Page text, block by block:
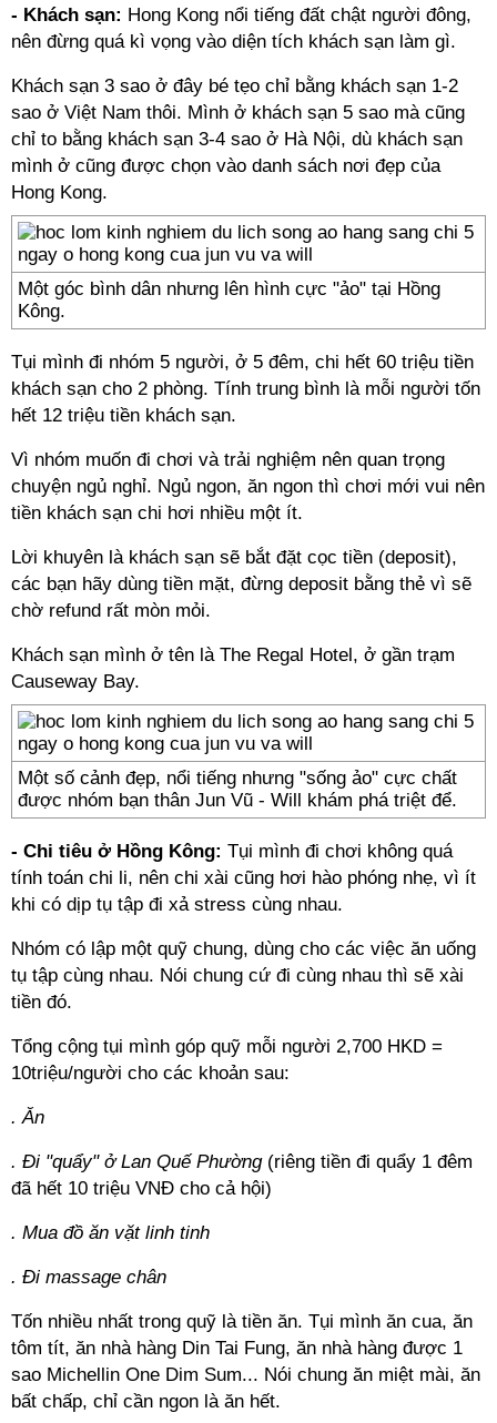
- Khách sạn: Hong Kong nổi tiếng đất chật người đông,
nên đừng quá kì vọng vào diện tích khách sạn làm gì.
Khách sạn 3 sao ở đây bé tẹo chỉ bằng khách sạn 1-2
sao ở Việt Nam thôi. Mình ở khách sạn 5 sao mà cũng
chỉ to bằng khách sạn 3-4 sao ở Hà Nội, dù khách sạn
mình ở cũng được chọn vào danh sách nơi đẹp của
Hong Kong.
Một góc bình dân nhưng lên hình cực "ảo" tại Hồng
Kông.
Tụi mình đi nhóm 5 người, ở 5 đêm, chi hết 60 triệu tiền
khách sạn cho 2 phòng. Tính trung bình là mỗi người tốn
hết 12 triệu tiền khách sạn.
Vì nhóm muốn đi chơi và trải nghiệm nên quan trọng
chuyện ngủ nghỉ. Ngủ ngon, ăn ngon thì chơi mới vui nên
tiền khách sạn chi hơi nhiều một ít.
Lời khuyên là khách sạn sẽ bắt đặt cọc tiền (deposit),
các bạn hãy dùng tiền mặt, đừng deposit bằng thẻ vì sẽ
chờ refund rất mòn mỏi.
Khách sạn mình ở tên là The Regal Hotel, ở gần trạm
Causeway Bay.
Một số cảnh đẹp, nổi tiếng nhưng "sống ảo" cực chất
được nhóm bạn thân Jun Vũ - Will khám phá triệt để.
- Chi tiêu ở Hồng Kông: Tụi mình đi chơi không quá
tính toán chi li, nên chi xài cũng hơi hào phóng nhẹ, vì ít
khi có dịp tụ tập đi xả stress cùng nhau.
Nhóm có lập một quỹ chung, dùng cho các việc ăn uống
tụ tập cùng nhau. Nói chung cứ đi cùng nhau thì sẽ xài
tiền đó.
Tổng cộng tụi mình góp quỹ mỗi người 2,700 HKD =
10triệu/người cho các khoản sau:
. Ăn
. Đi "quẩy" ở Lan Quế Phường(riêng tiền đi quẩy 1 đêm
đã hết 10 triệu VNĐ cho cả hội)
. Mua đồ ăn vặt linh tinh
. Đi massage chân
Tốn nhiều nhất trong quỹ là tiền ăn. Tụi mình ăn cua, ăn
tôm tít, ăn nhà hàng Din Tai Fung, ăn nhà hàng được 1
sao Michellin One Dim Sum... Nói chung ăn miệt mài, ăn
bất chấp, chỉ cần ngon là ăn hết.